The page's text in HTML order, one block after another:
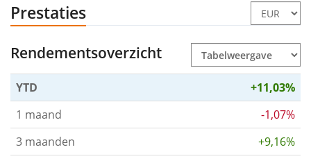
Prestaties
Rendementsoverzicht
YTD
+11,03%
1 maand
-1,07%
3 maanden
+9,16%